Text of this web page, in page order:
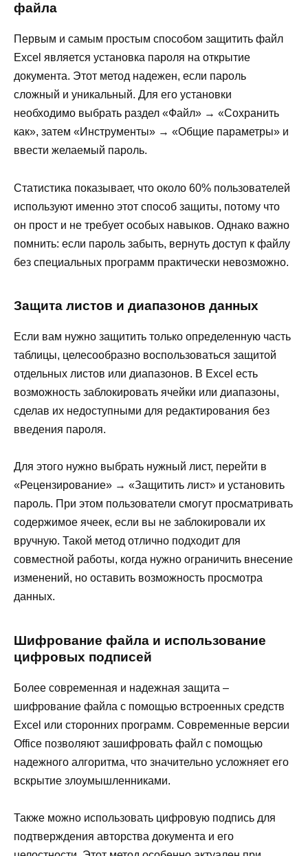
файла
Первым и самым простым способом защитить файл
Excel является установка пароля на открытие
документа. Этот метод надежен, если пароль
сложный и уникальный. Для его установки
необходимо выбрать раздел «Файл» → «Сохранить
как», затем «Инструменты» → «Общие параметры» и
ввести желаемый пароль.
Статистика показывает, что около 60% пользователей
используют именно этот способ защиты, потому что
он прост и не требует особых навыков. Однако важно
помнить: если пароль забыть, вернуть доступ к файлу
без специальных программ практически невозможно.
Защита листов и диапазонов данных
Если вам нужно защитить только определенную часть
таблицы, целесообразно воспользоваться защитой
отдельных листов или диапазонов. В Excel есть
возможность заблокировать ячейки или диапазоны,
сделав их недоступными для редактирования без
введения пароля.
Для этого нужно выбрать нужный лист, перейти в
«Рецензирование» → «Защитить лист» и установить
пароль. При этом пользователи смогут просматривать
содержимое ячеек, если вы не заблокировали их
вручную. Такой метод отлично подходит для
совместной работы, когда нужно ограничить внесение
изменений, но оставить возможность просмотра
данных.
Шифрование файла и использование
цифровых подписей
Более современная и надежная защита –
шифрование файла с помощью встроенных средств
Excel или сторонних программ. Современные версии
Office позволяют зашифровать файл с помощью
надежного алгоритма, что значительно усложняет его
вскрытие злоумышленниками.
Также можно использовать цифровую подпись для
подтверждения авторства документа и его